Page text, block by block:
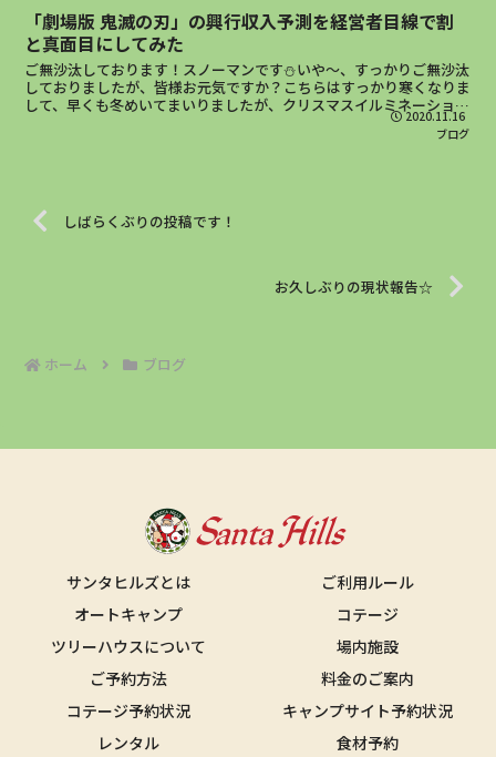
「劇場版 鬼滅の刃」の興行収入予測を経営者目線で割
と真面目にしてみた
ご無沙汰しております！スノーマンです⛄いや～、すっかりご無沙汰
しておりましたが、皆様お元気ですか？こちらはすっかり寒くなりま
して、早くも冬めいてまいりましたが、クリスマスイルミネーション
も始まり、大変忙しく過ごさせていただいております☆もう...2020.11.16
ブログ
しばらくぶりの投稿です！
お久しぶりの現状報告☆
ホーム ブログ
サンタヒルズとは
ご利用ルール
オートキャンプ
コテージ
ツリーハウスについて
場内施設
ご予約方法
料金のご案内
コテージ予約状況
キャンプサイト予約状況
レンタル
食材予約